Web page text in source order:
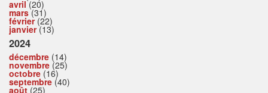
avril(20)
mars(31)
février(22)
janvier(13)
2024
décembre (14)
novembre (25)
octobre (16)
septembre (40)
août (25)